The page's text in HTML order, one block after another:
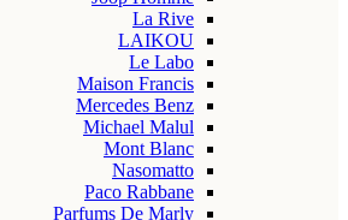
La Rive
LAIKOU
Le Labo
Maison Francis
Mercedes Benz
Michael Malul
Mont Blanc
Nasomatto
Paco Rabbane
Parfums De Marly